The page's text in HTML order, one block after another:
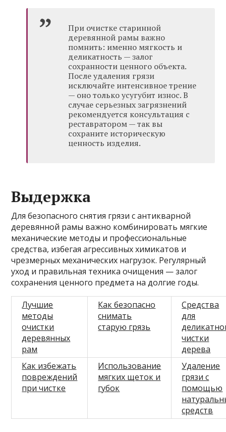
При очистке старинной
деревянной рамы важно
помнить: именно мягкость и
деликатность — залог
сохранности ценного объекта.
После удаления грязи
исключайте интенсивное трение
— оно только усугубит износ. В
случае серьезных загрязнений
рекомендуется консультация с
реставратором — так вы
сохраните историческую
ценность изделия.
Выдержка
Для безопасного снятия грязи с антикварной
деревянной рамы важно комбинировать мягкие
механические методы и профессиональные
средства, избегая агрессивных химикатов и
чрезмерных механических нагрузок. Регулярный
уход и правильная техника очищения — залог
сохранения ценного предмета на долгие годы.
Лучшие
методы
очистки
деревянных
рам
Как безопасно
снимать
старую грязь
Средства
для
чистки
дерева
Как избежать
повреждений
при чистке
Использование
мягких щеток и
губок
Удаление
грязи с
помощью
средств